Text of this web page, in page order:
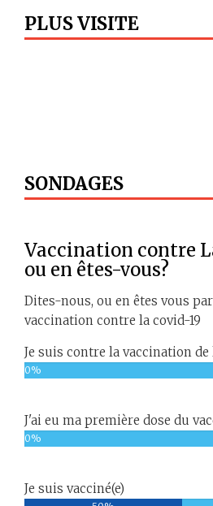
Corrigé 2 de l’épreuve de
Nécessité dinclure le
maladies chroniques
il y a 8 ans
16ème congrès de la
au 12 Mai 2018 à Alger
Formation intensive sur la
gynécologie-obstétrique
PLUS VISITE
SONDAGES
Vaccination contre
ou en êtes-vous?
Dites-nous, ou en êtes vous
vaccination contre la covid-19
Je suis contre la vaccination de
0%
J'ai eu ma première dose du
0%
Je suis vacciné(e)